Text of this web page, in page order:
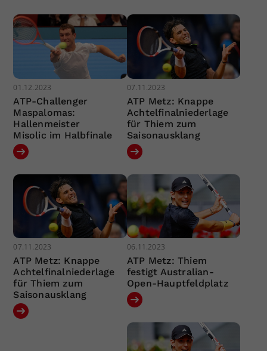
01.12.2023
ATP-Challenger
Maspalomas:
Hallenmeister
Misolic im Halbfinale
07.11.2023
ATP Metz: Knappe
Achtelfinalniederlage
für Thiem zum
Saisonausklang
07.11.2023
ATP Metz: Knappe
Achtelfinalniederlage
für Thiem zum
Saisonausklang
06.11.2023
ATP Metz: Thiem
festigt Australian-
Open-Hauptfeldplatz